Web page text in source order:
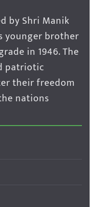
by Shri Manik
younger brother
in 1946. The
patriotic
their freedom
nations